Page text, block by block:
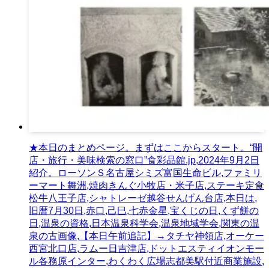
★本日のまとめページ。まずはここからスタート。“開
店・旅行・美味検索の窓口”食彩品館.jp,2024年9月2日
紹介。ローソンＳ名古屋シミズ富国生命ビル,ファミリ
ーマート舞洲,焼肉きんぐ小牧店・米子店,ステーキ定食
松牛八王子店,シャトレーゼ越谷せんげん台店,本日は,
旧暦7月30日,赤口,己巳,七赤金星,宝くじの日,くず餅の
日,温泉の資格,日本温泉科学会,温泉地域学会,関東の温
泉の古画像,【本日午前追記】→タチヤ神領店,オーケー
西宮北口店,ラムー日吉津店,ドットエスティイオンモー
ル各務原インター,わくわく広場志都美駅付近商業施設,